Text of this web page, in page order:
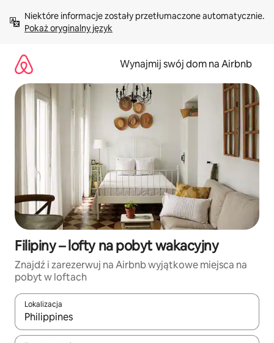
treści Pokaż oryginalny język
Wynajmij swój dom na Airbnb
Filipiny – lofty na pobyt wakacyjny
Znajdź i zarezerwuj na Airbnb wyjątkowe miejsca na
pobyt w loftach
Lokalizacja
Gdy wyniki będą dostępne, możesz poruszać się po nich za